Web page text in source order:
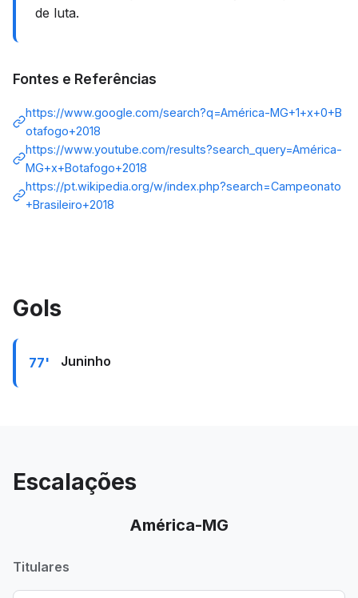
de luta.
Fontes e Referências
https://www.google.com/search?q=América-MG+1+x+0+B
otafogo+2018
https://www.youtube.com/results?search_query=América-
MG+x+Botafogo+2018
https://pt.wikipedia.org/w/index.php?search=Campeonato
+Brasileiro+2018
Gols
77' Juninho
Escalações
América-MG
Titulares